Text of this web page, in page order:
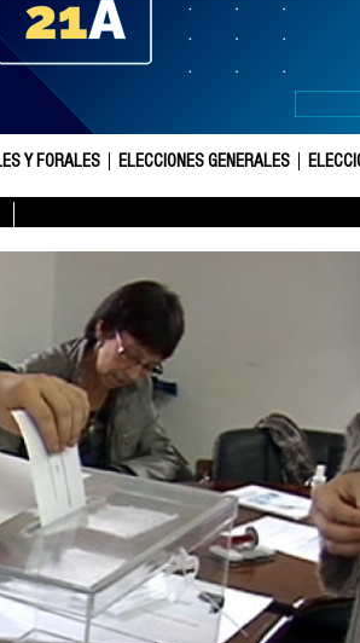
Y FORALES ELECCIONES GENERALES